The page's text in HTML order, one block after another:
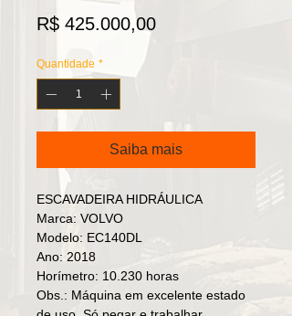
R$ 425.000,00Preço
Quantidade *
Saiba mais
ESCAVADEIRA HIDRÁULICA
Marca: VOLVO
Modelo: EC140DL
Ano: 2018
Horímetro: 10.230 horas
Obs.: Máquina em excelente estado